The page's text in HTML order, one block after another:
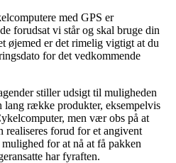
med GPS er
forudsat vi står og skal bruge din
øjemed er det rimelig vigtigt at du
for det vedkommende
stiller udsigt til muligheden
lang række produkter, eksempelvis
men vær obs på at
realiseres forud for et angivent
for at nå at få pakken
har fyraften.